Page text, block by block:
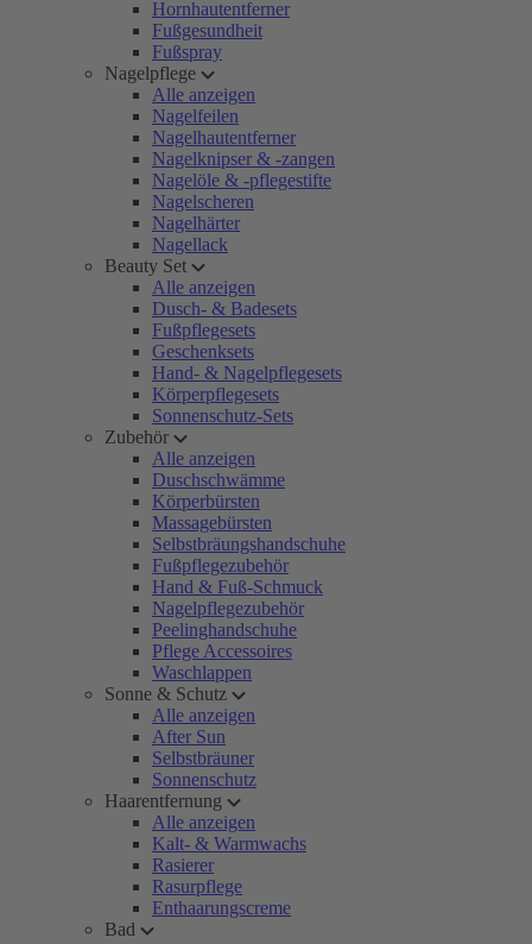
Hornhautentferner
Fußgesundheit
Fußspray
Nagelpflege
Alle anzeigen
Nagelfeilen
Nagelhautentferner
Nagelknipser & -zangen
Nagelöle & -pflegestifte
Nagelscheren
Nagelhärter
Nagellack
Beauty Set
Alle anzeigen
Dusch- & Badesets
Fußpflegesets
Geschenksets
Hand- & Nagelpflegesets
Körperpflegesets
Sonnenschutz-Sets
Zubehör
Alle anzeigen
Duschschwämme
Körperbürsten
Massagebürsten
Selbstbräungshandschuhe
Fußpflegezubehör
Hand & Fuß-Schmuck
Nagelpflegezubehör
Peelinghandschuhe
Pflege Accessoires
Waschlappen
Sonne & Schutz
Alle anzeigen
After Sun
Selbstbräuner
Sonnenschutz
Haarentfernung
Alle anzeigen
Kalt- & Warmwachs
Rasierer
Rasurpflege
Enthaarungscreme
Bad